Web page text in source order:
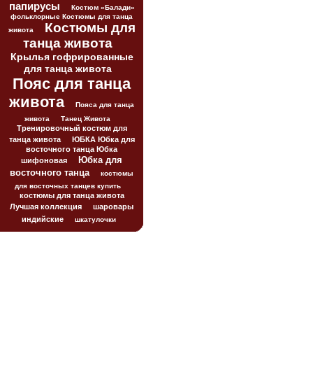
папирусы
Костюм «Балади»
фольклорные Костюмы для танца
живота
Костюмы для
танца живота
Крылья гофрированные
для танца живота
Пояс для танца
живота
Пояса для танца
живота
Танец Живота
Тренировочный костюм для
танца живота
ЮБКА Юбка для
восточного танца Юбка
шифоновая
Юбка для
восточного танца
костюмы
для восточных танцев купить
костюмы для танца живота
Лучшая коллекция
шаровары
индийские
шкатулочки